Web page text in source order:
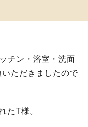
チン・浴室・洗面
ただきましたので
たT様。